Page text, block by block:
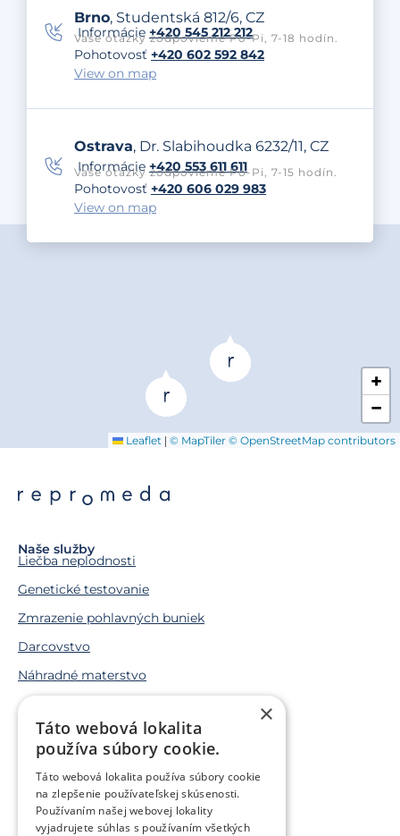
Brno, Studentská 812/6, CZ
Informácie +420 545 212 212
Vaše otázky zodpovieme Po-Pi, 7-18 hodín.
Pohotovosť +420 602 592 842
View on map
Ostrava, Dr. Slabihoudka 6232/11, CZ
Informácie +420 553 611 611
Vaše otázky zodpovieme Po-Pi, 7-15 hodín.
Pohotovosť +420 606 029 983
View on map
+
−
Leaflet | © MapTiler © OpenStreetMap contributors
Naše služby
Liečba neplodnosti
Genetické testovanie
Zmrazenie pohlavných buniek
Darcovstvo
Náhradné materstvo
Životné situácie
Snažíme sa o bábätko
Trápi ma genetický problém
Som v onkologickej liečbe
×
Táto webová lokalita
používa súbory cookie.
Táto webová lokalita používa súbory cookie
na zlepšenie používateľskej skúsenosti.
Používaním našej webovej lokality
vyjadrujete súhlas s používaním všetkých